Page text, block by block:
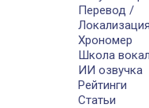
Перевод /
Локализация
Хрономер
Школа
ИИ озвучка
Рейтинги
Статьи